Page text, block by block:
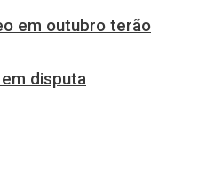
em outubro terão
disputa